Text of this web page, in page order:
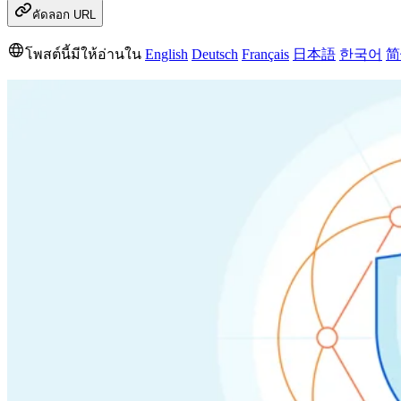
คัดลอก URL
โพสต์นี้มีให้อ่านใน English Deutsch Français 日本語 한국어